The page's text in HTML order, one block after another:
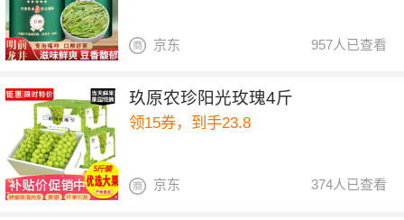
957人已查看
京东
玖原农珍阳光玫瑰4斤
领15券，到手23.8
374人已查看
京东